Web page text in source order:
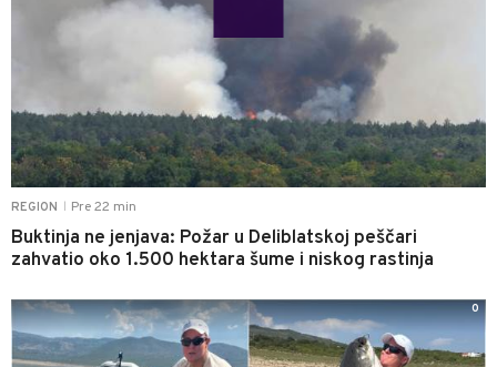
REGION Pre 22 min
Buktinja ne jenjava: Požar u Deliblatskoj peščari
zahvatio oko 1.500 hektara šume i niskog rastinja
0